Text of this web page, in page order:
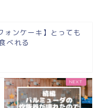
ォンケーキ】とっても
べれる